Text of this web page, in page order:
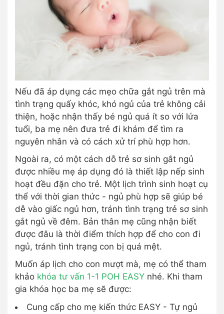
Nếu đã áp dụng các mẹo chữa gắt ngủ trên mà
tình trạng quấy khóc, khó ngủ của trẻ không cải
thiện, hoặc nhận thấy bé ngủ quá ít so với lứa
tuổi, ba mẹ nên đưa trẻ đi khám để tìm ra
nguyên nhân và có cách xử trí phù hợp hơn.
Ngoài ra, có một cách dỗ trẻ sơ sinh gắt ngủ
được nhiều mẹ áp dụng đó là thiết lập nếp sinh
hoạt đều đặn cho trẻ. Một lịch trình sinh hoạt cụ
thể với thời gian thức - ngủ phù hợp sẽ giúp bé
dễ vào giấc ngủ hơn, tránh tình trạng trẻ sơ sinh
gắt ngủ về đêm. Bản thân mẹ cũng nhận biết
được đâu là thời điểm thích hợp để cho con đi
ngủ, tránh tình trạng con bị quá mệt.
Muốn áp lịch cho con mượt mà, mẹ có thể tham
khảo khóa tư vấn 1-1 POH EASY nhé. Khi tham
gia khóa học ba mẹ sẽ được:
Cung cấp cho mẹ kiến thức EASY - Tự ngủ